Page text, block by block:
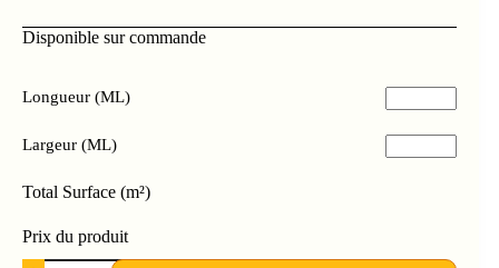
Disponible sur commande
Longueur (ML)
Largeur (ML)
Total Surface (m²)
Prix ​​du produit